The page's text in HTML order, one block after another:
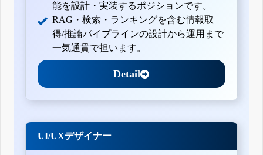
能を設計・実装するポジションです。
RAG・検索・ランキングを含む情報取
得/推論パイプラインの設計から運用まで
一気通貫で担います。
Detail
UI/UXデザイナー